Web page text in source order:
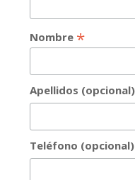
Nombre *
Apellidos (opcional)
Teléfono (opcional)